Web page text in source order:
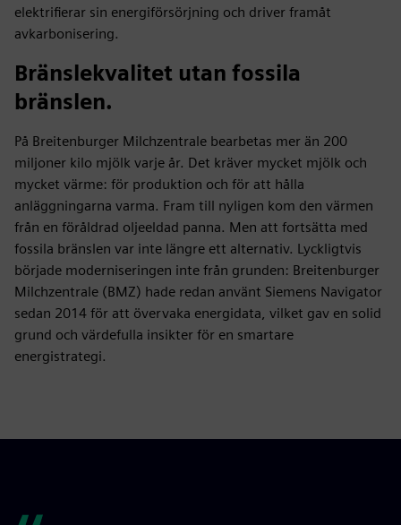
elektrifierar sin energiförsörjning och driver framåt
avkarbonisering.
Bränslekvalitet utan fossila
bränslen.
På Breitenburger Milchzentrale bearbetas mer än 200
miljoner kilo mjölk varje år. Det kräver mycket mjölk och
mycket värme: för produktion och för att hålla
anläggningarna varma. Fram till nyligen kom den värmen
från en föråldrad oljeeldad panna. Men att fortsätta med
fossila bränslen var inte längre ett alternativ. Lyckligtvis
började moderniseringen inte från grunden: Breitenburger
Milchzentrale (BMZ) hade redan använt Siemens Navigator
sedan 2014 för att övervaka energidata, vilket gav en solid
grund och värdefulla insikter för en smartare
energistrategi.